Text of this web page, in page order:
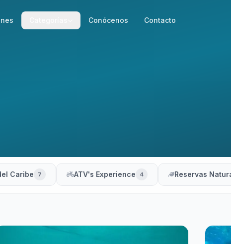
Conócenos Contacto
Caribe 7 ATV's Experience 4 Reservas